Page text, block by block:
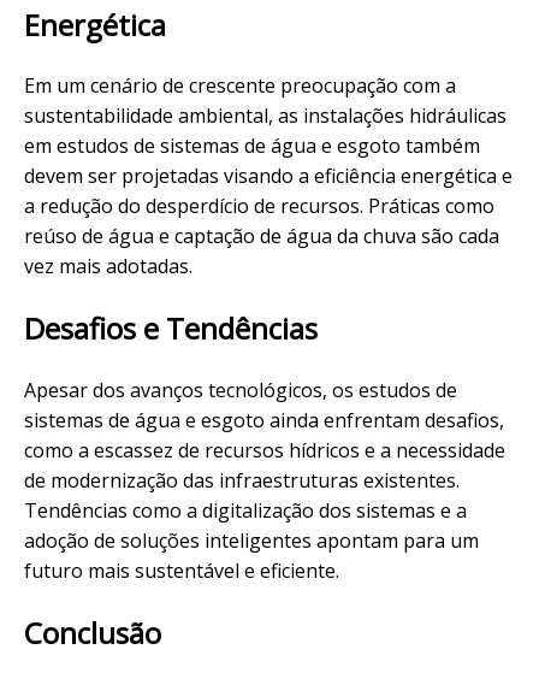
Energética
Em um cenário de crescente preocupação com a
sustentabilidade ambiental, as instalações hidráulicas
em estudos de sistemas de água e esgoto também
devem ser projetadas visando a eficiência energética e
a redução do desperdício de recursos. Práticas como
reúso de água e captação de água da chuva são cada
vez mais adotadas.
Desafios e Tendências
Apesar dos avanços tecnológicos, os estudos de
sistemas de água e esgoto ainda enfrentam desafios,
como a escassez de recursos hídricos e a necessidade
de modernização das infraestruturas existentes.
Tendências como a digitalização dos sistemas e a
adoção de soluções inteligentes apontam para um
futuro mais sustentável e eficiente.
Conclusão